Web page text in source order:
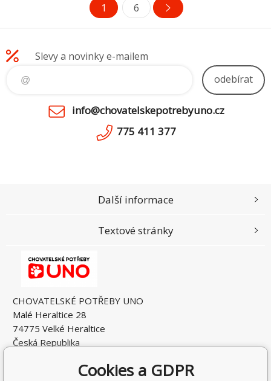
organické kseliny, glykosidy,
třísloviny. Je možné rozmělnit
pro všechnu drůbež, al
formy, protože minerály se
vyčerpávají během
1 6
Slevy a novinky e-mailem
odebírat
info@chovatelskepotrebyuno.cz
775 411 377
CHOVATELSKÉ POTŘEBY UNO
Malé Heraltice 28
74775 Velké Heraltice
Česká Republika
DIČ: CZ7405265549
Další informace
Textové stránky
Cookies a GDPR